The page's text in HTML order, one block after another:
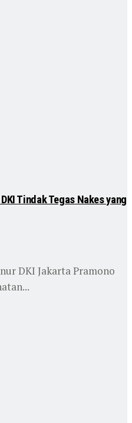
Tindak Tegas Nakes yang
DKI Jakarta Pramono